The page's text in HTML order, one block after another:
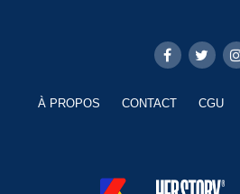
À PROPOS CONTACT CGU